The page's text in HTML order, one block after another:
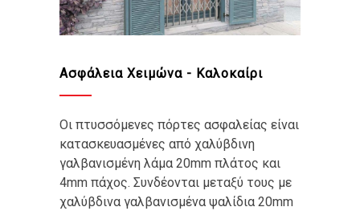
Ασφάλεια Χειμώνα - Καλοκαίρι
Οι πτυσσόμενες πόρτες ασφαλείας είναι
κατασκευασμένες από χαλύβδινη
γαλβανισμένη λάμα 20mm πλάτος και
4mm πάχος. Συνδέονται μεταξύ τους με
χαλύβδινα γαλβανισμένα ψαλίδια 20mm